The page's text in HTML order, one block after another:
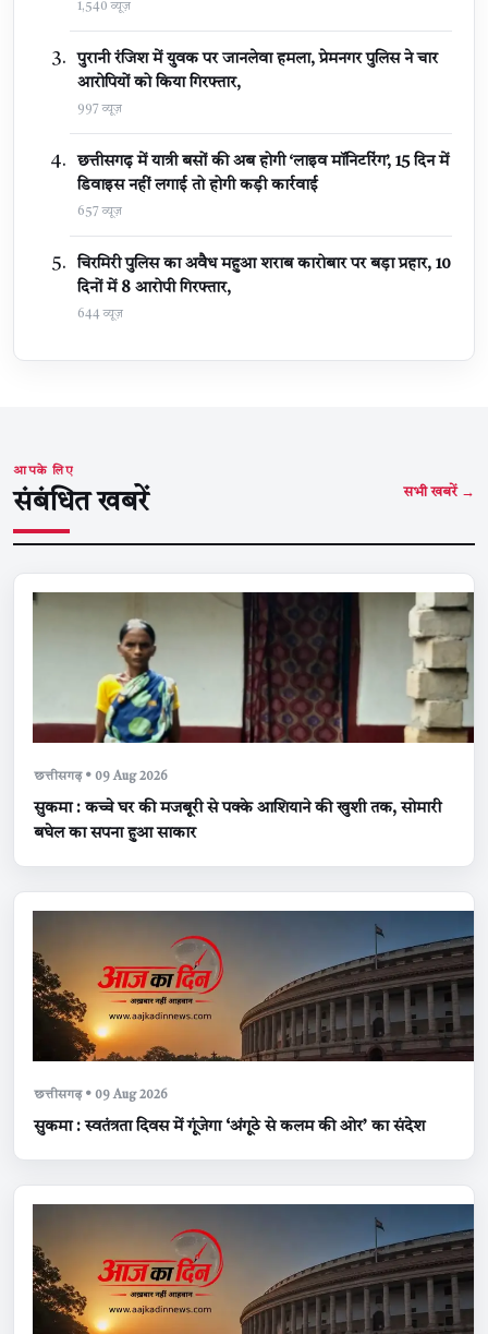
1,540 व्यूज़
पुरानी रंजिश में युवक पर जानलेवा हमला, प्रेमनगर पुलिस ने चार
आरोपियों को किया गिरफ्तार,
997 व्यूज़
छत्तीसगढ़ में यात्री बसों की अब होगी ‘लाइव मॉनिटरिंग’, 15 दिन में
डिवाइस नहीं लगाई तो होगी कड़ी कार्रवाई
657 व्यूज़
चिरमिरी पुलिस का अवैध महुआ शराब कारोबार पर बड़ा प्रहार, 10
दिनों में 8 आरोपी गिरफ्तार,
644 व्यूज़
आपके लिए
संबंधित खबरें सभी खबरें →
छत्तीसगढ़ • 09 Aug 2026
सुकमा : कच्चे घर की मजबूरी से पक्के आशियाने की खुशी तक, सोमारी
बघेल का सपना हुआ साकार
छत्तीसगढ़ • 09 Aug 2026
सुकमा : स्वतंत्रता दिवस में गूंजेगा ‘अंगूठे से कलम की ओर’ का संदेश